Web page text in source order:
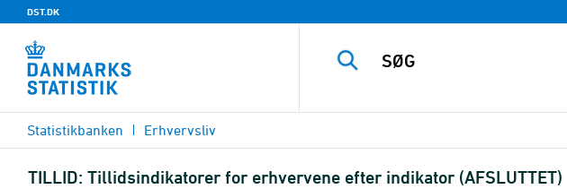
DST.DK
Statistikbanken Erhvervsliv
TILLID: Tillidsindikatorer for erhvervene efter indikator (AFSLUTTET)